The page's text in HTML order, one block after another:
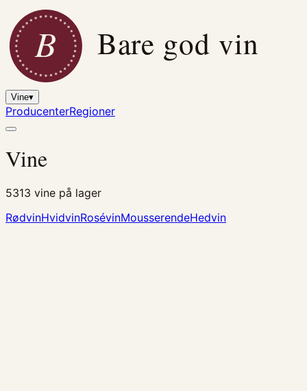
B Bare god vin
Vine▾
ProducenterRegioner
Vine
5313 vine på lager
RødvinHvidvinRosévinMousserendeHedvin